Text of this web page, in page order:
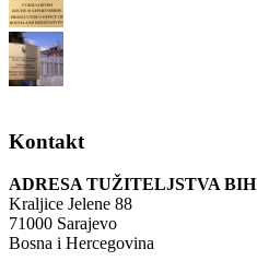
Kontakt
ADRESA TUŽITELJSTVA BIH
Kraljice Jelene 88
71000 Sarajevo
Bosna i Hercegovina